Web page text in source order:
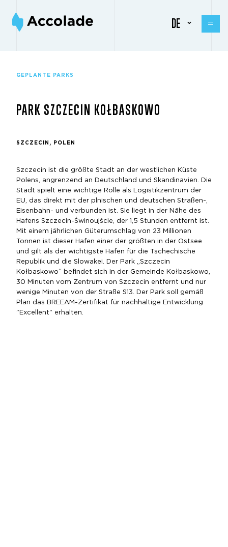
DE
GEPLANTE PARKS
PARK SZCZECIN KOŁBASKOWO
SZCZECIN, POLEN
Szczecin ist die größte Stadt an der westlichen Küste
Polens, angrenzend an Deutschland und Skandinavien. Die
Stadt spielt eine wichtige Rolle als Logistikzentrum der
EU, das direkt mit der plnischen und deutschen Straßen-,
Eisenbahn- und verbunden ist. Sie liegt in der Nähe des
Hafens Szczecin-Świnoujście, der 1,5 Stunden entfernt ist.
Mit einem jährlichen Güterumschlag von 23 Millionen
Tonnen ist dieser Hafen einer der größten in der Ostsee
und gilt als der wichtigste Hafen für die Tschechische
Republik und die Slowakei. Der Park „Szczecin
Kołbaskowo“ befindet sich in der Gemeinde Kołbaskowo,
30 Minuten vom Zentrum von Szczecin entfernt und nur
wenige Minuten von der Straße S13. Der Park soll gemäß
Plan das BREEAM-Zertifikat für nachhaltige Entwicklung
"Excellent" erhalten.